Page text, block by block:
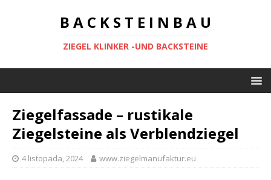
B A C K S T E I N B A U
ZIEGEL KLINKER -UND BACKSTEINE
Ziegelfassade – rustikale
Ziegelsteine als Verblendziegel
4 listopada, 2024 www.ziegelmanufaktur.eu